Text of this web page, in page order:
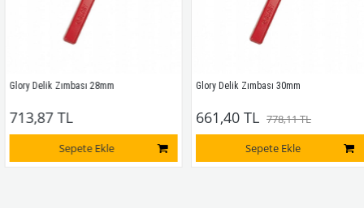
Glory Delik Zımbası 28mm
713,87 TL
Sepete Ekle
Glory Delik Zımbası 30mm
661,40 TL
778,11 TL
Sepete Ekle